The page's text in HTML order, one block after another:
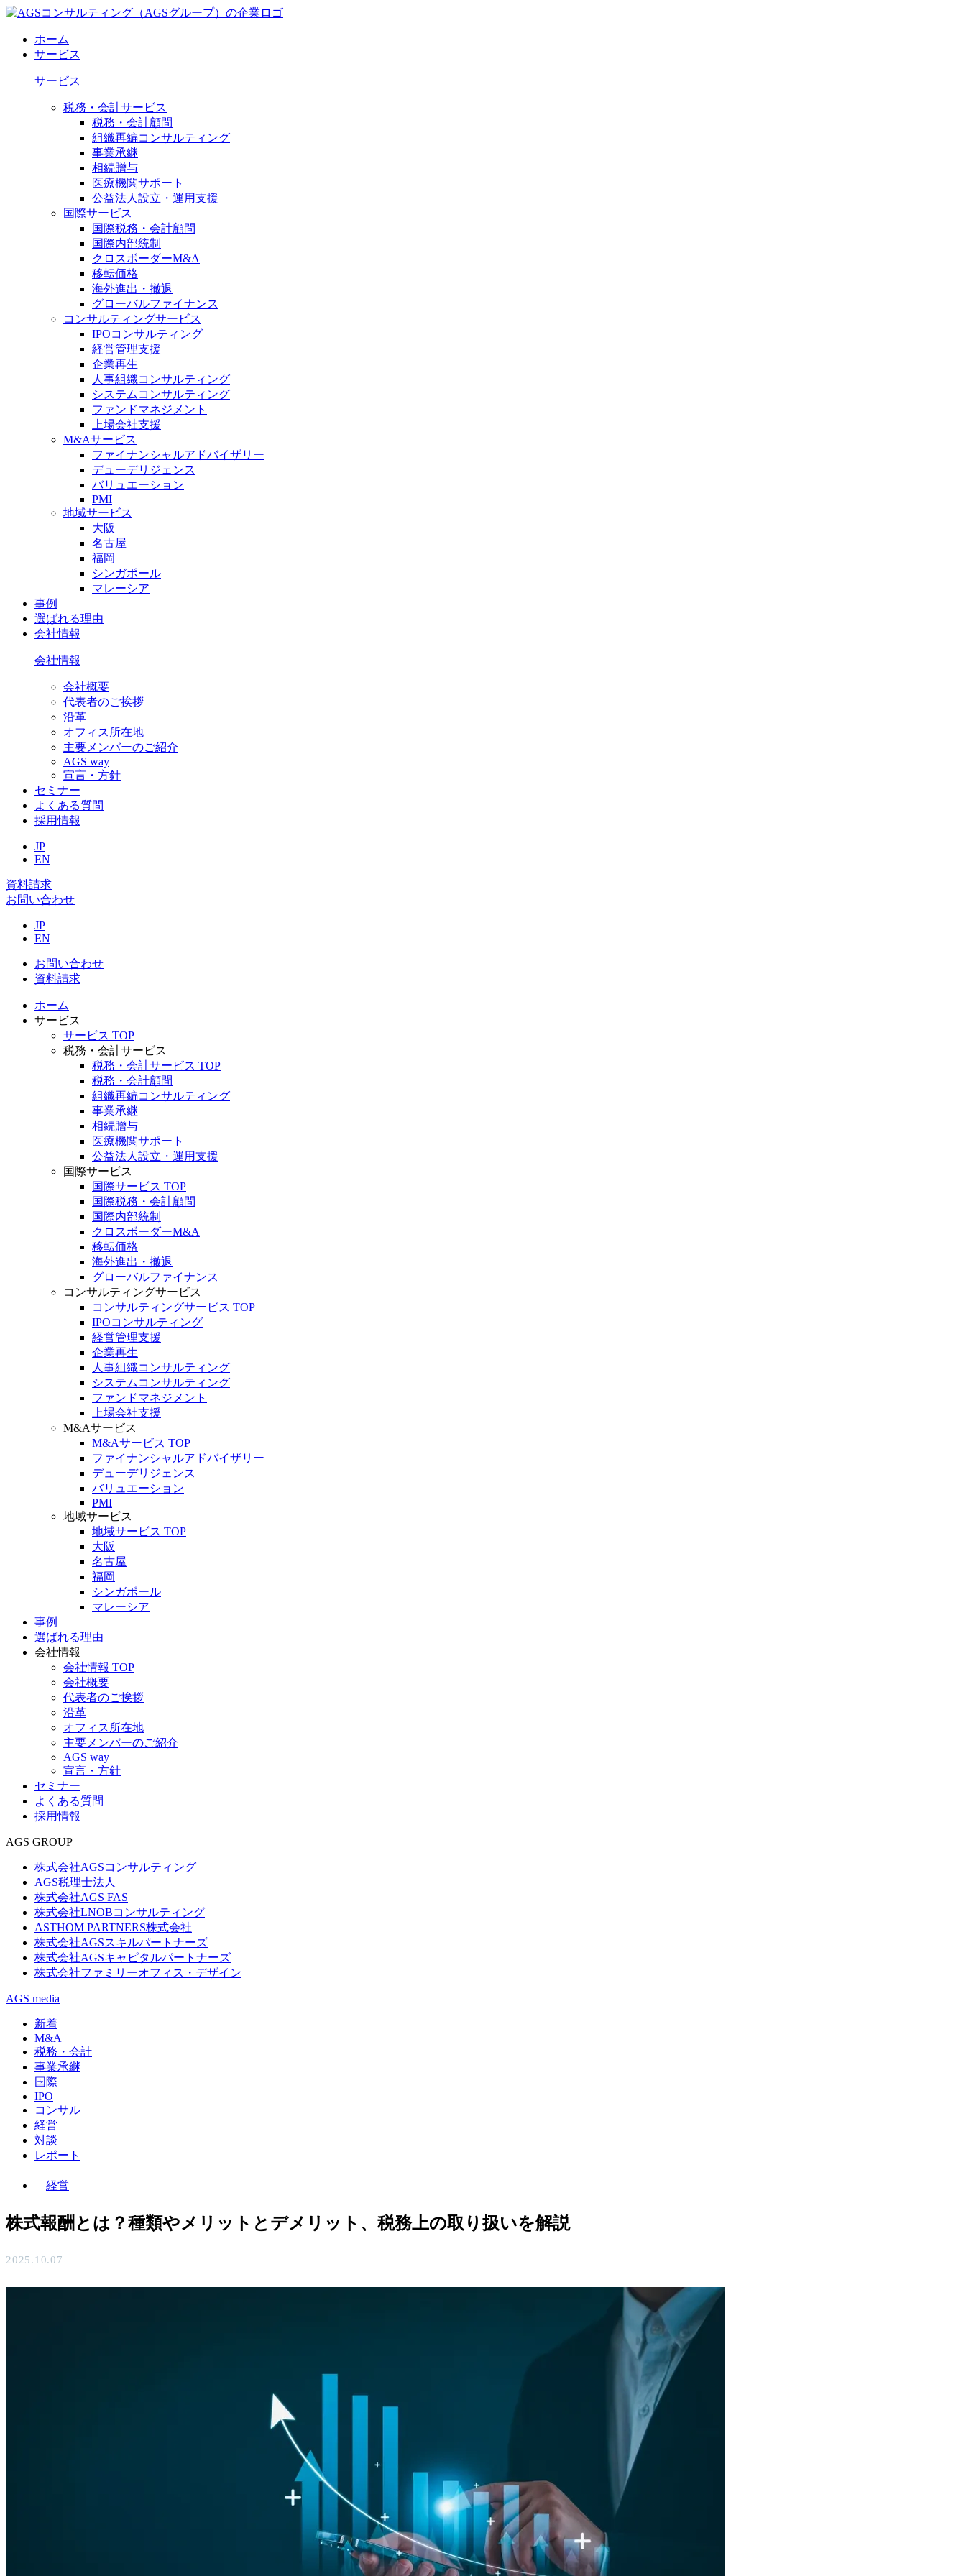
ホーム
サービス
サービス
税務・会計サービス
税務・会計顧問
組織再編コンサルティング
事業承継
相続贈与
医療機関サポート
公益法人設立・運用支援
国際サービス
国際税務・会計顧問
国際内部統制
クロスボーダーM&A
移転価格
海外進出・撤退
グローバルファイナンス
コンサルティングサービス
IPOコンサルティング
経営管理支援
企業再生
人事組織コンサルティング
システムコンサルティング
ファンドマネジメント
上場会社支援
M&Aサービス
ファイナンシャルアドバイザリー
デューデリジェンス
バリュエーション
PMI
地域サービス
大阪
名古屋
福岡
シンガポール
マレーシア
事例
選ばれる理由
会社情報
会社情報
会社概要
代表者のご挨拶
沿革
オフィス所在地
主要メンバーのご紹介
AGS way
宣言・方針
セミナー
よくある質問
採用情報
JP
EN
資料請求
お問い合わせ
JP
EN
お問い合わせ
資料請求
ホーム
サービス
サービス TOP
税務・会計サービス
税務・会計サービス TOP
税務・会計顧問
組織再編コンサルティング
事業承継
相続贈与
医療機関サポート
公益法人設立・運用支援
国際サービス
国際サービス TOP
国際税務・会計顧問
国際内部統制
クロスボーダーM&A
移転価格
海外進出・撤退
グローバルファイナンス
コンサルティングサービス
コンサルティングサービス TOP
IPOコンサルティング
経営管理支援
企業再生
人事組織コンサルティング
システムコンサルティング
ファンドマネジメント
上場会社支援
M&Aサービス
M&Aサービス TOP
ファイナンシャルアドバイザリー
デューデリジェンス
バリュエーション
PMI
地域サービス
地域サービス TOP
大阪
名古屋
福岡
シンガポール
マレーシア
事例
選ばれる理由
会社情報
会社情報 TOP
会社概要
代表者のご挨拶
沿革
オフィス所在地
主要メンバーのご紹介
AGS way
宣言・方針
セミナー
よくある質問
採用情報
AGS GROUP
株式会社AGSコンサルティング
AGS税理士法人
株式会社AGS FAS
株式会社LNOBコンサルティング
ASTHOM PARTNERS株式会社
株式会社AGSスキルパートナーズ
株式会社AGSキャピタルパートナーズ
株式会社ファミリーオフィス・デザイン
AGS media
新着
M&A
税務・会計
事業承継
国際
IPO
コンサル
経営
対談
レポート
経営
株式報酬とは？種類やメリットとデメリット、税務上の取り扱いを解説
2025.10.07